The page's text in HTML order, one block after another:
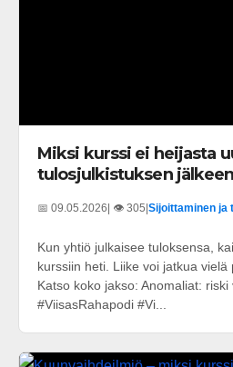
Miksi kurssi ei heijasta
tulosjulkistuksen
📅 09.05.2026| 👁️ 305|Sijoittaminen ja
Kun yhtiö julkaisee tuloksensa,
kurssiin heti. Liike voi jatkua vielä
Katso koko jakso: Anomaliat:
#ViisasRahapodi #Vi...